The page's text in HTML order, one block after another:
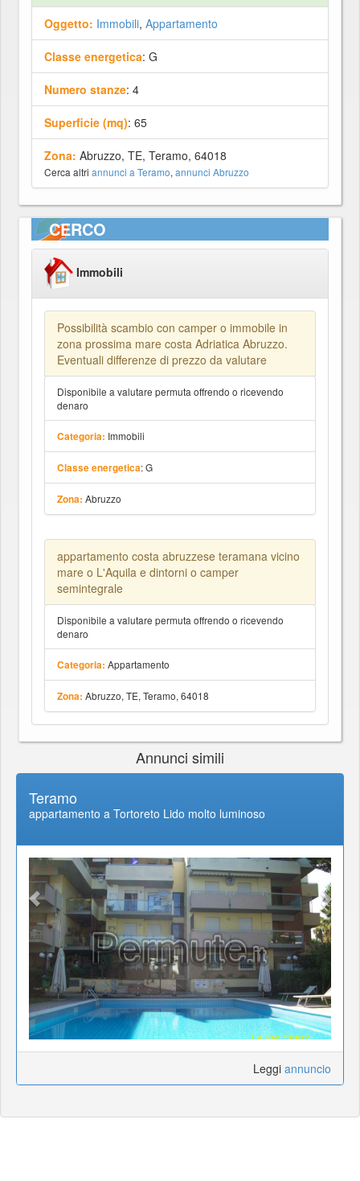
Oggetto: Immobili, Appartamento
Classe energetica: G
Numero stanze: 4
Superficie (mq): 65
Zona: Abruzzo, TE, Teramo, 64018
Cerca altri annunci a Teramo, annunci Abruzzo
CERCO
Immobili
Possibilità scambio con camper o immobile in
zona prossima mare costa Adriatica Abruzzo.
Eventuali differenze di prezzo da valutare
Disponibile a valutare permuta offrendo o ricevendo
denaro
Categoria: Immobili
Classe energetica: G
Zona: Abruzzo
appartamento costa abruzzese teramana vicino
mare o L'Aquila e dintorni o camper
semintegrale
Disponibile a valutare permuta offrendo o ricevendo
denaro
Categoria: Appartamento
Zona: Abruzzo, TE, Teramo, 64018
Annunci simili
Teramo
appartamento a Tortoreto Lido molto luminoso
Leggi annuncio